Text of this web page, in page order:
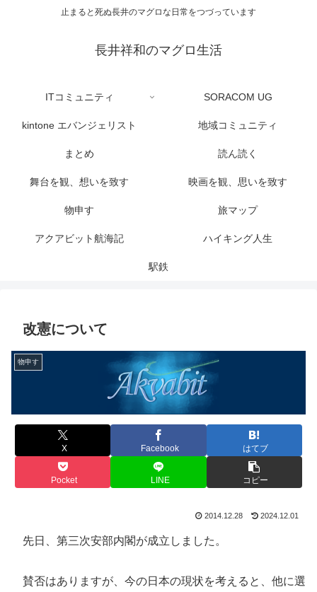
止まると死ぬ長井のマグロな日常をつづっています
長井祥和のマグロ生活
ITコミュニティ SORACOM UG
kintone エバンジェリスト 地域コミュニティ
まとめ 読ん読く
舞台を観、想いを致す 映画を観、思いを致す
物申す 旅マップ
アクアビット航海記 ハイキング人生
駅鉄
改憲について
物申す
X Facebook はてブ
Pocket LINE コピー
2014.12.28 2024.12.01
先日、第三次安部内閣が成立しました。
賛否はありますが、今の日本の現状を考えると、他に選